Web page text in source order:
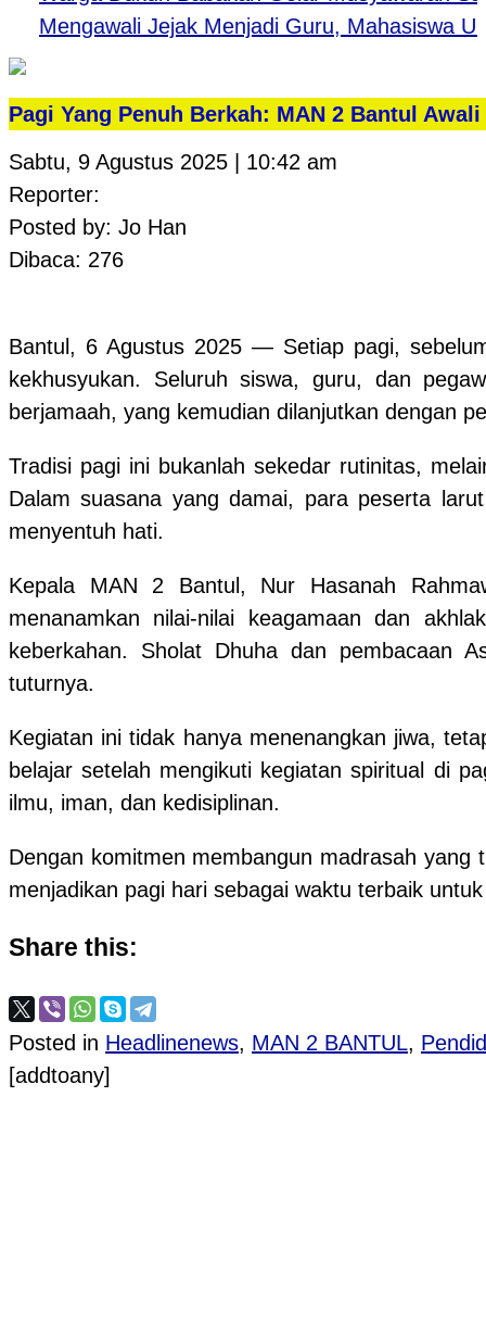
Mengawali Jejak Menjadi Guru, Mahasiswa
Pagi Yang Penuh Berkah: MAN 2 Bantul
Sabtu, 9 Agustus 2025 | 10:42 am
Reporter:
Posted by: Jo Han
Dibaca: 276
Bantul, 6 Agustus 2025 — Setiap pagi,
kekhusyukan. Seluruh siswa, guru, dan
berjamaah, yang kemudian dilanjutkan dengan
Tradisi pagi ini bukanlah sekedar rutinitas,
Dalam suasana yang damai, para peserta
menyentuh hati.
Kepala MAN 2 Bantul, Nur Hasanah
menanamkan nilai-nilai keagamaan dan
keberkahan. Sholat Dhuha dan pembacaan
tuturnya.
Kegiatan ini tidak hanya menenangkan jiwa,
belajar setelah mengikuti kegiatan spiritual di
ilmu, iman, dan kedisiplinan.
Dengan komitmen membangun madrasah
menjadikan pagi hari sebagai waktu terbaik
Share this:
Posted in Headlinenews, MAN 2 BANTUL,
[addtoany]